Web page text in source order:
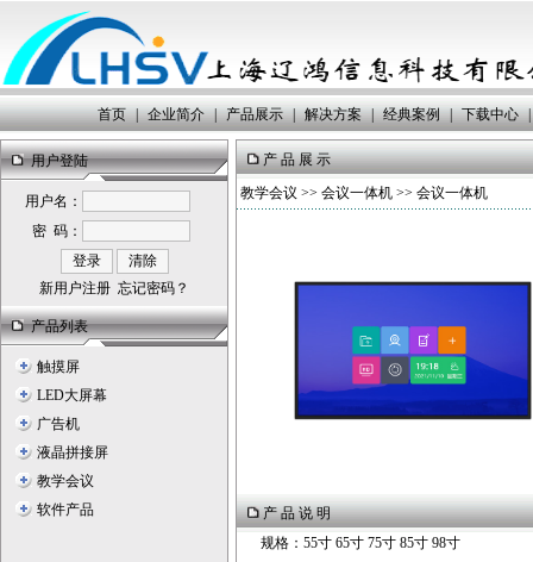
首页 | 企业简介 | 产品展示 | 解决方案 | 经典案例 | 下载中心 |
用户登陆
用户名：
密 码：
新用户注册 忘记密码？
产品列表
触摸屏
LED大屏幕
广告机
液晶拼接屏
教学会议
软件产品
产 品 展 示
教学会议 >> 会议一体机 >> 会议一体机
产 品 说 明
规格：55寸 65寸 75寸 85寸 98寸